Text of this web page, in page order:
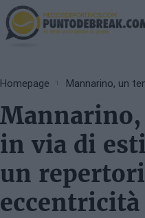
Skip
to
main
Homepage
in via di
un
eccentricità